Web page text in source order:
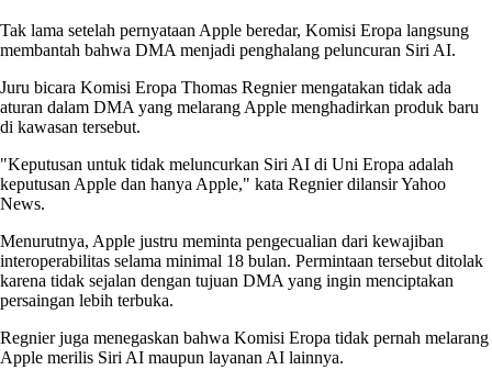
Tak lama setelah pernyataan Apple beredar, Komisi Eropa langsung
membantah bahwa DMA menjadi penghalang peluncuran Siri AI.
Juru bicara Komisi Eropa Thomas Regnier mengatakan tidak ada
aturan dalam DMA yang melarang Apple menghadirkan produk baru
di kawasan tersebut.
"Keputusan untuk tidak meluncurkan Siri AI di Uni Eropa adalah
keputusan Apple dan hanya Apple," kata Regnier dilansir Yahoo
News.
Menurutnya, Apple justru meminta pengecualian dari kewajiban
interoperabilitas selama minimal 18 bulan. Permintaan tersebut ditolak
karena tidak sejalan dengan tujuan DMA yang ingin menciptakan
persaingan lebih terbuka.
Regnier juga menegaskan bahwa Komisi Eropa tidak pernah melarang
Apple merilis Siri AI maupun layanan AI lainnya.